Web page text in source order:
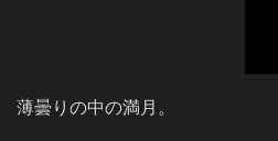
薄曇りの中の満月。